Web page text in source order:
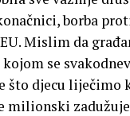
borba
Mislim da
se
što djecu liječimo
milionski